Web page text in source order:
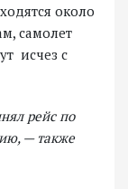
около
самолет
исчез с
рейс по
— также